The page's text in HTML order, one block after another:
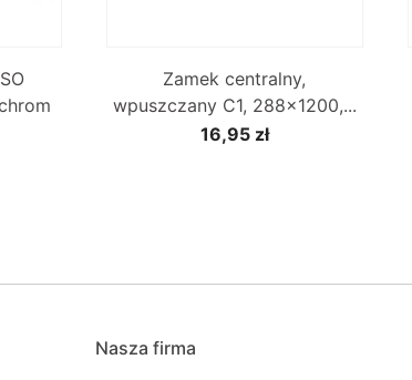
Zamek centralny,
wpuszczany C1, 288×1200,...
16,95 zł
Nasza firma